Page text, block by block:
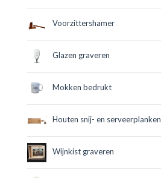
Voorzittershamer
Glazen graveren
Mokken bedrukt
Houten snij- en serveerplanken
Wijnkist graveren